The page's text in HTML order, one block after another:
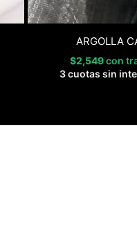
ARGOLLA
$2,549con
3 cuotas sin